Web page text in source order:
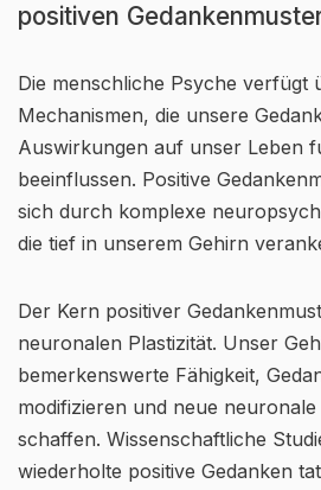
positiven
Die menschliche Psyche verfügt
Mechanismen, die unsere
Auswirkungen auf unser Leben
beeinflussen. Positive
sich durch komplexe
die tief in unserem Gehirn
Der Kern positiver
neuronalen Plastizität. Unser
bemerkenswerte Fähigkeit,
modifizieren und neue
schaffen. Wissenschaftliche
wiederholte positive Gedanken